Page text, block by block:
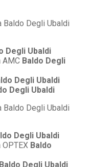
Degli Ubaldi
AMC Baldo Degli
Degli Ubaldi
Degli Ubaldi
Degli Ubaldi
Baldo
Baldo Degli Ubaldi